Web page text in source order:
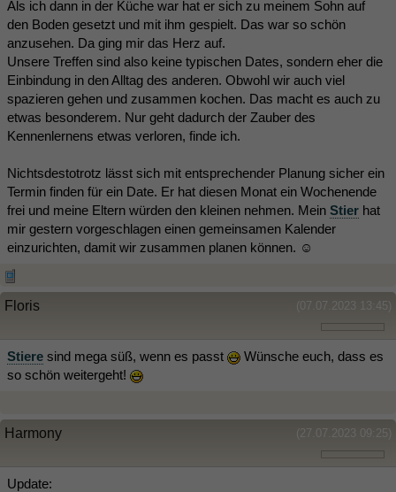
Als ich dann in der Küche war hat er sich zu meinem Sohn auf
den Boden gesetzt und mit ihm gespielt. Das war so schön
anzusehen. Da ging mir das Herz auf.
Unsere Treffen sind also keine typischen Dates, sondern eher die
Einbindung in den Alltag des anderen. Obwohl wir auch viel
spazieren gehen und zusammen kochen. Das macht es auch zu
etwas besonderem. Nur geht dadurch der Zauber des
Kennenlernens etwas verloren, finde ich.
Nichtsdestotrotz lässt sich mit entsprechender Planung sicher ein
Termin finden für ein Date. Er hat diesen Monat ein Wochenende
frei und meine Eltern würden den kleinen nehmen. Mein Stier hat
mir gestern vorgeschlagen einen gemeinsamen Kalender
einzurichten, damit wir zusammen planen können. ☺️
(07.07.2023 13:45)
Floris
Stiere sind mega süß, wenn es passt
Wünsche euch, dass es
so schön weitergeht!
(27.07.2023 09:25)
Harmony
Update: